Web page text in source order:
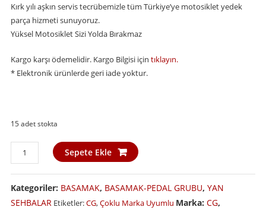
Kırk yılı aşkın servis tecrübemizle tüm Türkiye’ye motosiklet yedek
parça hizmeti sunuyoruz.
Yüksel Motosiklet Sizi Yolda Bırakmaz
Kargo karşı ödemelidir. Kargo Bilgisi için tıklayın.
* Elektronik ürünlerde geri iade yoktur.
15 adet stokta
Ön
Basamak
Yan
Ayak
Sepete Ekle
Kategoriler: BASAMAK, BASAMAK-PEDAL GRUBU, YAN
SEHBALAR Etiketler:CG,Çoklu Marka Uyumlu Marka: CG,